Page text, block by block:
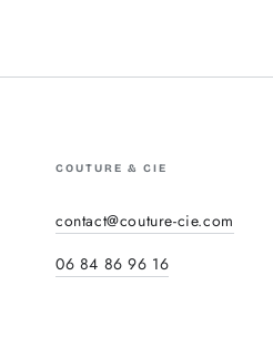
COUTURE & CIE
contact@couture-cie.com
06 84 86 96 16